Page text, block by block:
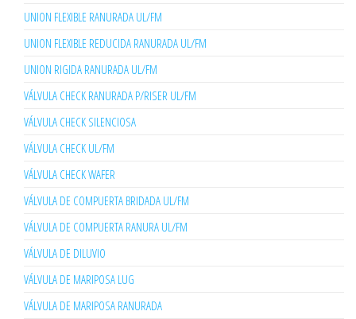
UNION FLEXIBLE RANURADA UL/FM
UNION FLEXIBLE REDUCIDA RANURADA UL/FM
UNION RIGIDA RANURADA UL/FM
VÁLVULA CHECK RANURADA P/RISER UL/FM
VÁLVULA CHECK SILENCIOSA
VÁLVULA CHECK UL/FM
VÁLVULA CHECK WAFER
VÁLVULA DE COMPUERTA BRIDADA UL/FM
VÁLVULA DE COMPUERTA RANURA UL/FM
VÁLVULA DE DILUVIO
VÁLVULA DE MARIPOSA LUG
VÁLVULA DE MARIPOSA RANURADA